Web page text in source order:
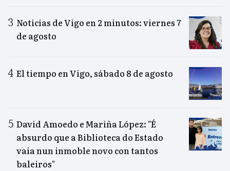
Noticias de Vigo en 2 minutos: viernes 7
de agosto
El tiempo en Vigo, sábado 8 de agosto
David Amoedo e Mariña López: "É
absurdo que a Biblioteca do Estado
vaia nun inmoble novo con tantos
baleiros"